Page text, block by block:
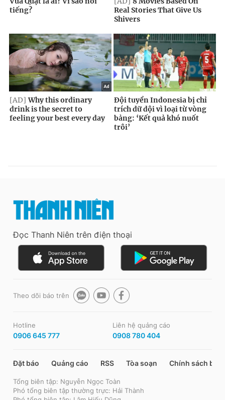
Đọc Thanh Niên trên điện thoại
Theo dõi báo trên
Hotline
0906 645 777
Liên hệ quảng cáo
0908 780 404
Đặt báo Quảng cáo RSS Tòa soạn Chính sách bảo
Tổng biên tập: Nguyễn Ngọc Toàn
Phó tổng biên tập thường trực: Hải Thành